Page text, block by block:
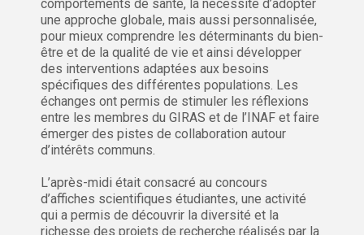
comportements de santé, la nécessité d’adopter
une approche globale, mais aussi personnalisée,
pour mieux comprendre les déterminants du bien-
être et de la qualité de vie et ainsi développer
des interventions adaptées aux besoins
spécifiques des différentes populations. Les
échanges ont permis de stimuler les réflexions
entre les membres du GIRAS et de l’INAF et faire
émerger des pistes de collaboration autour
d’intérêts communs.
L’après-midi était consacré au concours
d’affiches scientifiques étudiantes, une activité
qui a permis de découvrir la diversité et la
richesse des projets de recherche réalisés par la